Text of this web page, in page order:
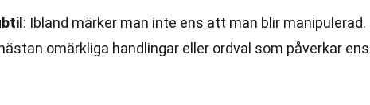
: Ibland märker man inte ens att man blir manipulerad.
omärkliga handlingar eller ordval som påverkar ens